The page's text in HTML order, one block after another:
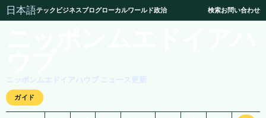
日本語テック ビジネスブログローカルワールド政治 検索お問い合わせ
ニッポンムエドイアハウブ ニュース更新
ガイド